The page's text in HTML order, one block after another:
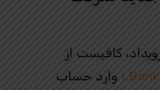
کافیست از
وارد حساب